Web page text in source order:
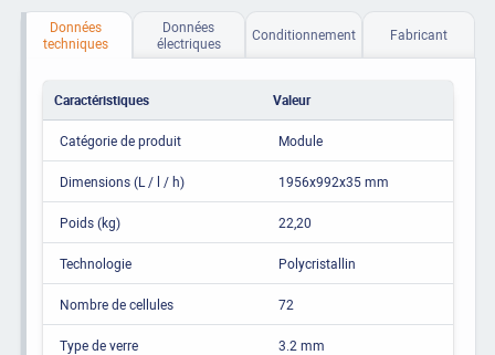
Données
techniques
Données
électriques
Conditionnement Fabricant
Caractéristiques Valeur
Catégorie de produit Module
Dimensions (L / l / h) 1956x992x35 mm
Poids (kg) 22,20
Technologie Polycristallin
Nombre de cellules 72
Type de verre 3.2 mm